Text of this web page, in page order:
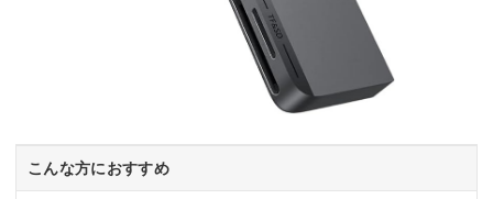
こんな方におすすめ